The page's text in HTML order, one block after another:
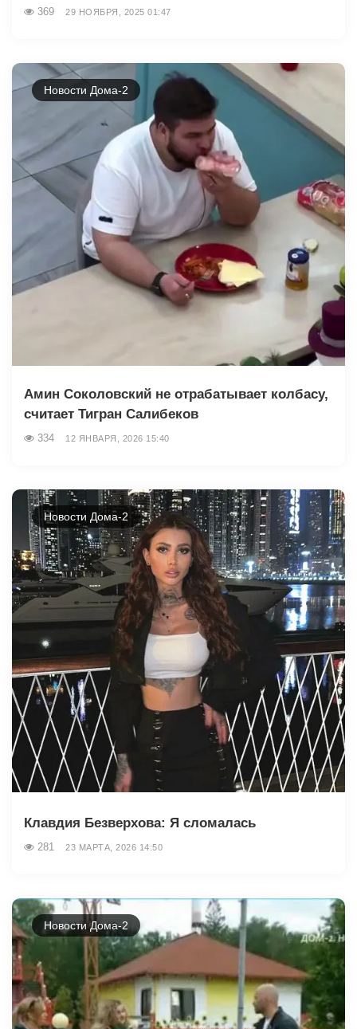
369 29 НОЯБРЯ, 2025 01:47
Новости Дома-2
Амин Соколовский не отрабатывает колбасу,
считает Тигран Салибеков
334 12 ЯНВАРЯ, 2026 15:40
Новости Дома-2
Клавдия Безверхова: Я сломалась
281 23 МАРТА, 2026 14:50
Новости Дома-2